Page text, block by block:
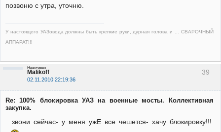
позвоню с утра, уточню.
У настоящего УАЗовода должны быть крепкие руки, дурная голова и ... СВАРОЧНЫЙ
АППАРАТ!!!
39
Malikoff
02.11.2010 22:19:36
Неактивен
Re: 100% блокировка УАЗ на военные мосты. Коллективная
закупка.
звони сейчас- у меня ужЕ все чешется- хачу блокировку!!!